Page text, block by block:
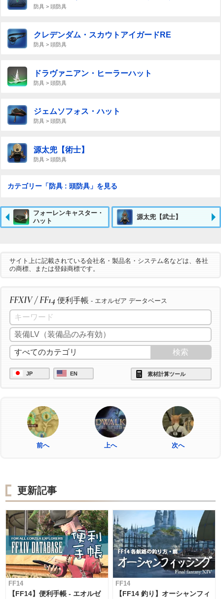
防具 > 頭防具
クレデンダム・スカウトアイガードRE
防具 > 頭防具
ドラヴァニアン・ヒーラーハット
防具 > 頭防具
ジェムソフォス・ハット
防具 > 頭防具
源太兜【術士】
防具 > 頭防具
カテゴリー「防具 : 頭防具」を見る
フォーレンキャスター・
ハット
源太兜【武士】
サイト上に記載されている会社名・製品名・システム名などは、各社
の商標、または登録商標です。
FFXIV / FF14 便利手帳 - エオルゼア データベース
JP EN 素材計算ツール
前へ 上へ 次へ
更新記事
FF14
【FF14】便利手帳 - エオルゼ
FF14
【FF14 釣り】オーシャンフィ